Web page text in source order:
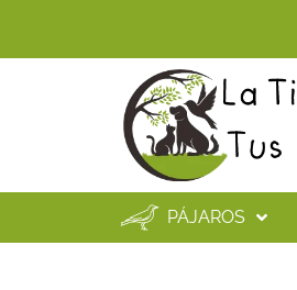
PÁJAROS